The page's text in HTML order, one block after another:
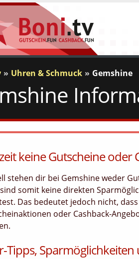
Uhren & Schmuck Gemshine
keine Gutscheine oder
stehen dir bei Gemshine weder
somit keine direkten
Das bedeutet jedoch nicht,
oder Cashback-
Tipps,